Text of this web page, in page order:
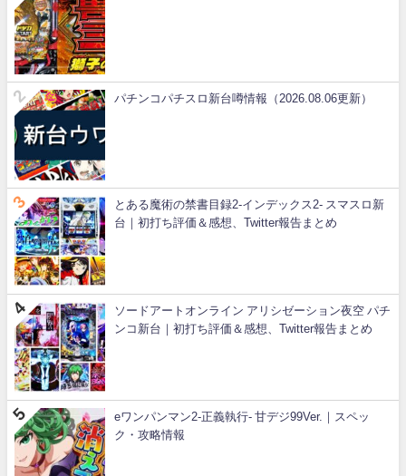
パチンコパチスロ新台噂情報（2026.08.06更新）
とある魔術の禁書目録2-インデックス2- スマスロ新
台｜初打ち評価＆感想、Twitter報告まとめ
ソードアートオンライン アリシゼーション夜空 パチ
ンコ新台｜初打ち評価＆感想、Twitter報告まとめ
eワンパンマン2-正義執行- 甘デジ99Ver.｜スペッ
ク・攻略情報